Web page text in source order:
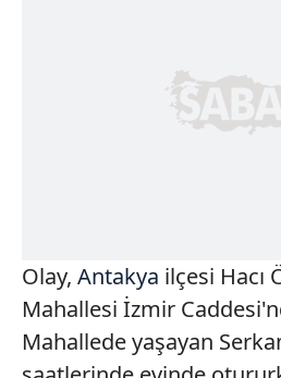
Olay, Antakya ilçesi Hacı
Mahallesi İzmir
Mahallede yaşayan